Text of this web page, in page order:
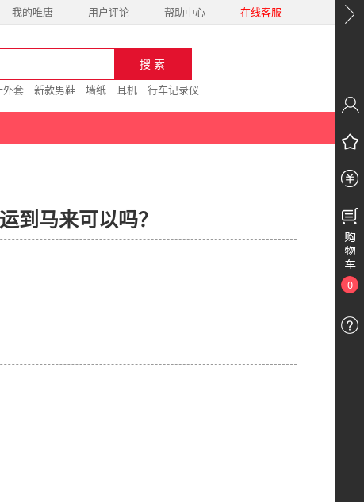
我的唯唐 用户评论 帮助中心 在线客服
外套 新款男鞋 墙纸 耳机 行车记录仪
到马来可以吗？
0